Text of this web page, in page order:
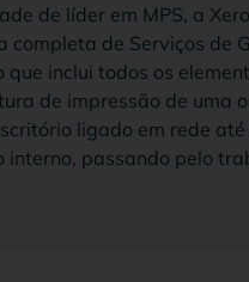
de líder em MPS, a
completa de Serviços de
que inclui todos os
de impressão de uma
ligado em rede
interno, passando pelo